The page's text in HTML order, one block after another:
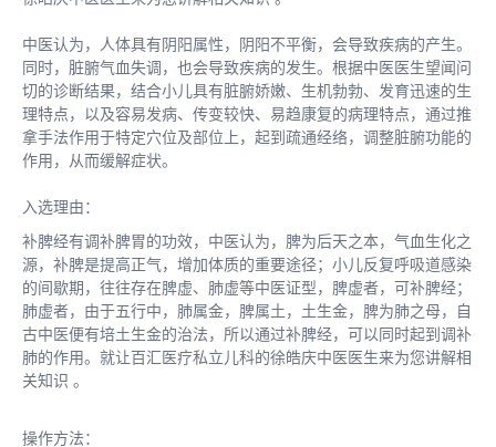
中医认为，人体具有阴阳属性，阴阳不平衡，会导致疾病的产生。
同时，脏腑气血失调，也会导致疾病的发生。根据中医医生望闻问
切的诊断结果，结合小儿具有脏腑娇嫩、生机勃勃、发育迅速的生
理特点，以及容易发病、传变较快、易趋康复的病理特点，通过推
拿手法作用于特定穴位及部位上，起到疏通经络，调整脏腑功能的
作用，从而缓解症状。
入选理由：
补脾经有调补脾胃的功效，中医认为，脾为后天之本，气血生化之
源，补脾是提高正气，增加体质的重要途径；小儿反复呼吸道感染
的间歇期，往往存在脾虚、肺虚等中医证型，脾虚者，可补脾经；
肺虚者，由于五行中，肺属金，脾属土，土生金，脾为肺之母，自
古中医便有培土生金的治法，所以通过补脾经，可以同时起到调补
肺的作用。就让百汇医疗私立儿科的徐皓庆中医医生来为您讲解相
关知识 。
操作方法：